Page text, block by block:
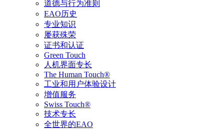
道德与行为准则
EAO历史
专业知识
屡获殊荣
证书和认证
Green Touch
人机界面专长
The Human Touch®
工业和用户体验设计
增值服务
Swiss Touch®
技术专长
全世界的EAO